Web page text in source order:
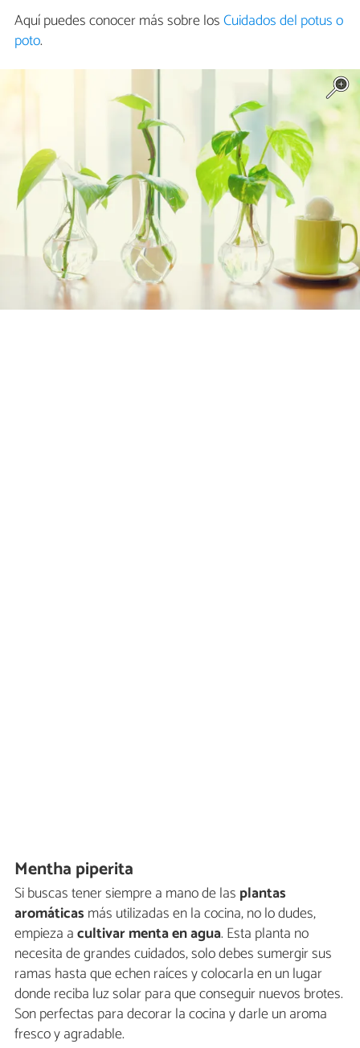
Aquí puedes conocer más sobre losCuidados del potus o
poto.
Mentha piperita
Si buscas tener siempre a mano de las plantas
aromáticas más utilizadas en la cocina, no lo dudes,
empieza acultivar menta en agua. Esta planta no
necesita de grandes cuidados, solo debes sumergir sus
ramas hasta que echen raíces y colocarla en un lugar
donde reciba luz solar para que conseguir nuevos brotes.
Son perfectas para decorar la cocina y darle un aroma
fresco y agradable.